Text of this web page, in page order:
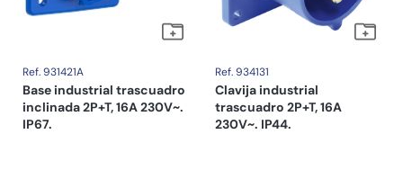
Ref. 931421A
Base industrial trascuadro
inclinada 2P+T, 16A 230V~.
IP67.
Ref. 934131
Clavija industrial
trascuadro 2P+T, 16A
230V~. IP44.